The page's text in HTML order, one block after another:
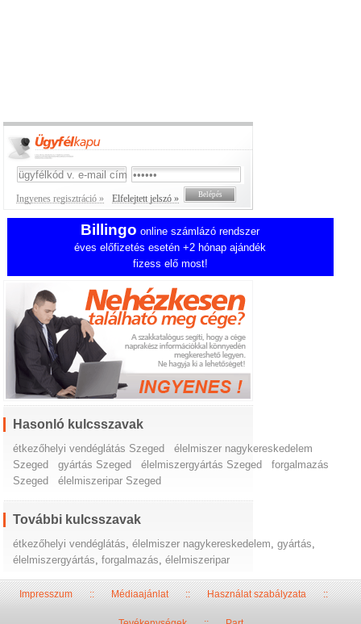
Ingyenes regisztráció » Elfelejtett jelszó »
Billingo online számlázó rendszer
éves előfizetés esetén +2 hónap ajándék
fizess elő most!
Hasonló kulcsszavak
étkezőhelyi vendéglátás Szeged
élelmiszer nagykereskedelem
Szeged
gyártás Szeged élelmiszergyártás Szeged
forgalmazás
Szeged
élelmiszeripar Szeged
További kulcsszavak
étkezőhelyi vendéglátás ,élelmiszer nagykereskedelem ,gyártás
élelmiszergyártás ,forgalmazás ,élelmiszeripar
Impresszum::Médiaajánlat::Használat szabályzata::